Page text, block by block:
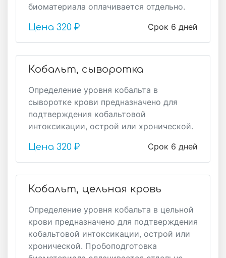
биоматериала оплачивается отдельно.
Срок 6 дней
Цена 320 ₽
Кобальт, сыворотка
Определение уровня кобальта в
сыворотке крови предназначено для
подтверждения кобальтовой
интоксикации, острой или хронической.
Срок 6 дней
Цена 320 ₽
Кобальт, цельная кровь
Определение уровня кобальта в цельной
крови предназначено для подтверждения
кобальтовой интоксикации, острой или
хронической. Пробоподготовка